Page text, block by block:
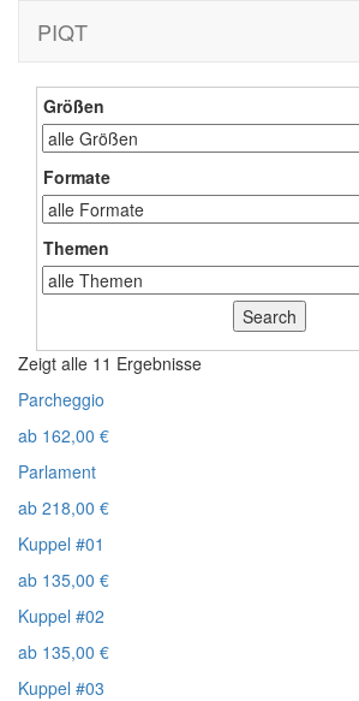
PIQT
Größen
Formate
Themen
Zeigt alle 11 Ergebnisse
Parcheggio
ab 162,00 €
Parlament
ab 218,00 €
Kuppel #01
ab 135,00 €
Kuppel #02
ab 135,00 €
Kuppel #03